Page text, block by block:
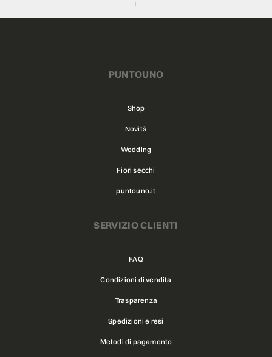
PUNTOUNO
Shop
Novità
Wedding
Fiori secchi
puntouno.it
SERVIZIO CLIENTI
FAQ
Condizioni di vendita
Trasparenza
Spedizioni e resi
Metodi di pagamento